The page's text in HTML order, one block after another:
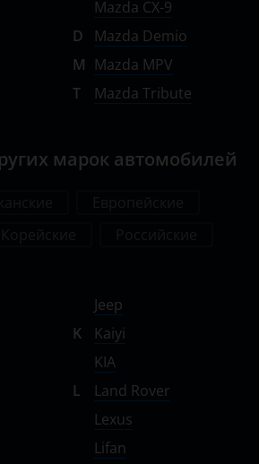
Mazda CX-9
D
Mazda Demio
M Mazda MPV
T
Mazda Tribute
марок автомобилей
Jeep
K
Kaiyi
KIA
L
Land Rover
Lexus
Lifan